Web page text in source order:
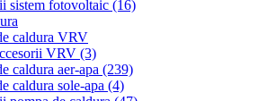
sistem fotovoltaic (16)
caldura VRV
VRV (3)
caldura aer-apa (239)
caldura sole-apa (4)